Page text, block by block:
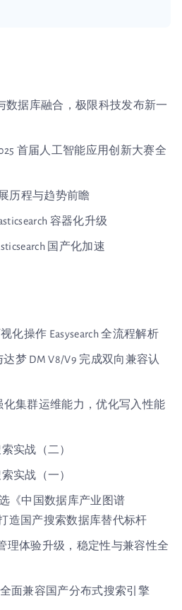
与数据库融合，极限科技发布新一
首届人工智能应用创新大赛全
历程与趋势前瞻
容器化升级
国产化加速
化操作 Easysearch 全流程解析
达梦 DM V8/V9 完成双向兼容认
化集群运维能力，优化写入性能
索实战（二）
索实战（一）
选《中国数据库产业图谱
打造国产搜索数据库替代标杆
管理体验升级，稳定性与兼容性全
全面兼容国产分布式搜索引擎